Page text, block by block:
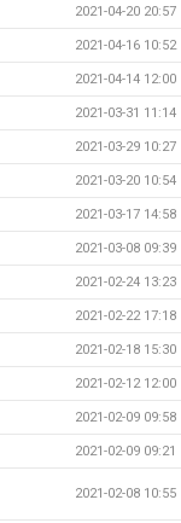
2021-04-20 20:57
2021-04-16 10:52
2021-04-14 12:00
2021-03-31 11:14
2021-03-29 10:27
2021-03-20 10:54
2021-03-17 14:58
2021-03-08 09:39
2021-02-24 13:23
2021-02-22 17:18
2021-02-18 15:30
2021-02-12 12:00
2021-02-09 09:58
2021-02-09 09:21
2021-02-08 10:55